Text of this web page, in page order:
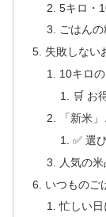
5キロ・
ごはん
失敗しない
10キロ
🛒 お
「新米
✅ 選
人気の
いつものご
忙しい